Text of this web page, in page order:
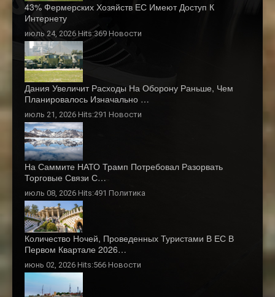
43% Фермерских Хозяйств ЕС Имеют Доступ К
Интернету
июль 24, 2026 Hits:369 Новости
Дания Увеличит Расходы На Оборону Раньше, Чем
Планировалось Изначально …
июль 21, 2026 Hits:291 Новости
На Саммите НАТО Трамп Потребовал Разорвать
Торговые Связи С…
июль 08, 2026 Hits:491 Политика
Количество Ночей, Проведенных Туристами В ЕС В
Первом Квартале 2026…
июнь 02, 2026 Hits:566 Новости